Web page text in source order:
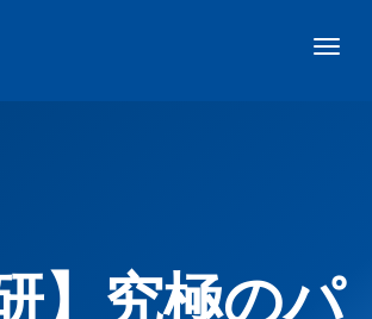
】究極のパ